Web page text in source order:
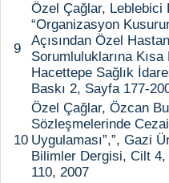
9
Özel Çağlar, Leblebici
“Organizasyon
Açısından Özel
Sorumluluklarına Kısa
Hacettepe Sağlık
Baskı 2, Sayfa 177-
10
Özel Çağlar, Özcan
Sözleşmelerinde
Uygulaması”,”, Gazi
Bilimler Dergisi, Cilt 4,
110, 2007